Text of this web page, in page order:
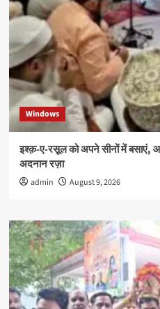
Windows
इश्क़-ए-रसूल को अपने सीनों में बसाएं,
अदनान रज़ा
admin August 9, 2026